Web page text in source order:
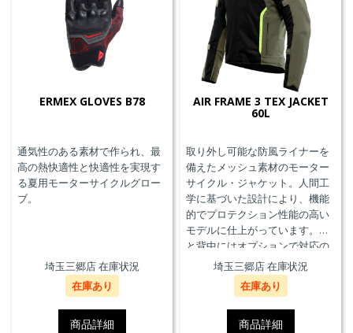
ERMEX GLOVES B78
通気性のある素材で作られ、最
高の熱快適性と快適性を実現す
る夏用モーターサイクルグロー
ブ。
埼玉三郷店 在庫状況
在庫あり
商品詳細
AIR FRAME 3 TEX JACKET
60L
取り外し可能な防風ライナーを
備えたメッシュ素材のモーター
サイクル・ジャケット。人間工
学に基づいた設計により、機能
的でプロテクション性能の高い
モデルに仕上がっています。胸
と背中にはオプションで対応の
プロテクターを装着することが
できます。また、防水の内ポケ
ット、EN17092クラスA認証、パ
ンツと接続可能なファスナーを
備えています。
埼玉三郷店 在庫状況
在庫あり
商品詳細